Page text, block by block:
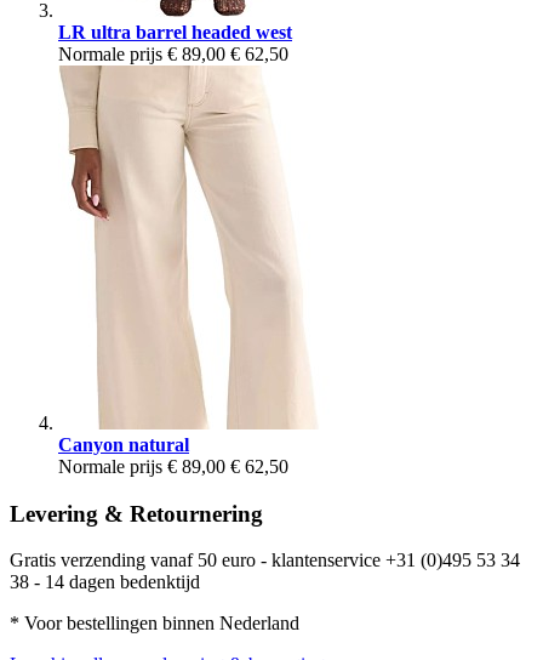
LR ultra barrel headed west
Normale prijs € 89,00 € 62,50
Canyon natural
Normale prijs € 89,00 € 62,50
Levering & Retournering
Gratis verzending vanaf 50 euro - klantenservice +31 (0)495 53 34
38 - 14 dagen bedenktijd
* Voor bestellingen binnen Nederland